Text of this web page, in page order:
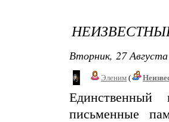
Вторник, 27
Эленим (
письменные